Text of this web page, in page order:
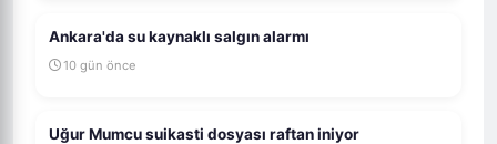
Ankara'da su kaynaklı salgın alarmı
10 gün önce
Uğur Mumcu suikasti dosyası raftan iniyor